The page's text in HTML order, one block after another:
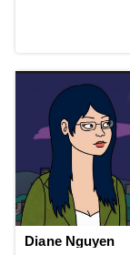
Diane Nguyen